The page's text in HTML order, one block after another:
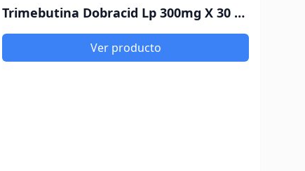
Trimebutina Dobracid Lp 300mg X 30 Comprimidos
Ver producto